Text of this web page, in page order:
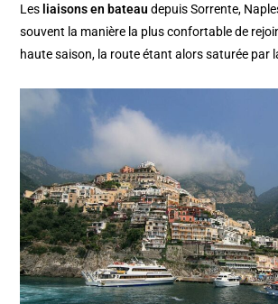
Les liaisons en bateau depuis Sorrente,
souvent la manière la plus confortable de
haute saison, la route étant alors saturée par